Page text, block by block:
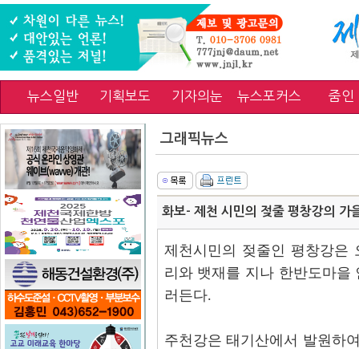
뉴스일반 기획보도 기자의눈 뉴스포커스 줌인
그래픽뉴스
화보- 제천 시민의 젖줄 평창강의 가
제천시민의 젖줄인 평창강은
리와 뱃재를 지나 한반도마을
러든다.
주천강은 태기산에서 발원하